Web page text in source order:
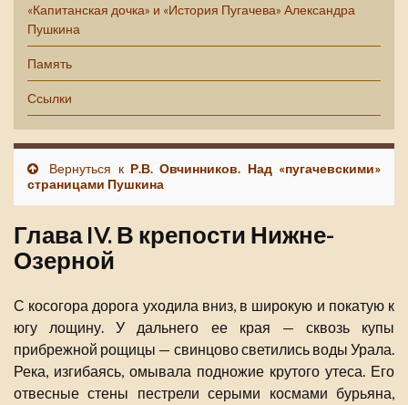
«Капитанская дочка» и «История Пугачева» Александра
Пушкина
Память
Ссылки
Вернуться к Р.В. Овчинников. Над «пугачевскими»
страницами Пушкина
Глава IV. В крепости Нижне-
Озерной
С косогора дорога уходила вниз, в широкую и покатую к
югу лощину. У дальнего ее края — сквозь купы
прибрежной рощицы — свинцово светились воды Урала.
Река, изгибаясь, омывала подножие крутого утеса. Его
отвесные стены пестрели серыми космами бурьяна,